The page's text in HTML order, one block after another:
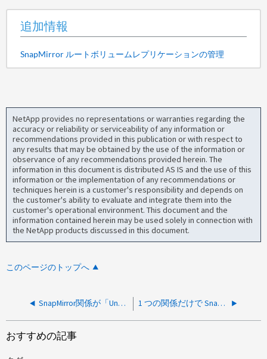
追加情報
SnapMirror ルートボリュームレプリケーションの管理
NetApp provides no representations or warranties regarding the
accuracy or reliability or serviceability of any information or
recommendations provided in this publication or with respect to
any results that may be obtained by the use of the information or
observance of any recommendations provided herein. The
information in this document is distributed AS IS and the use of this
information or the implementation of any recommendations or
techniques herein is a customer's responsibility and depends on
the customer's ability to evaluate and integrate them into the
customer's operational environment. This document and the
information contained herein may be used solely in connection with
the NetApp products discussed in this document.
このページのトップへ
SnapMirror関係が「Unhealthy」と表示されるのはなぜですか？ 1 つの関係だけで SnapMirror が低速になるのはなぜですか
おすすめの記事